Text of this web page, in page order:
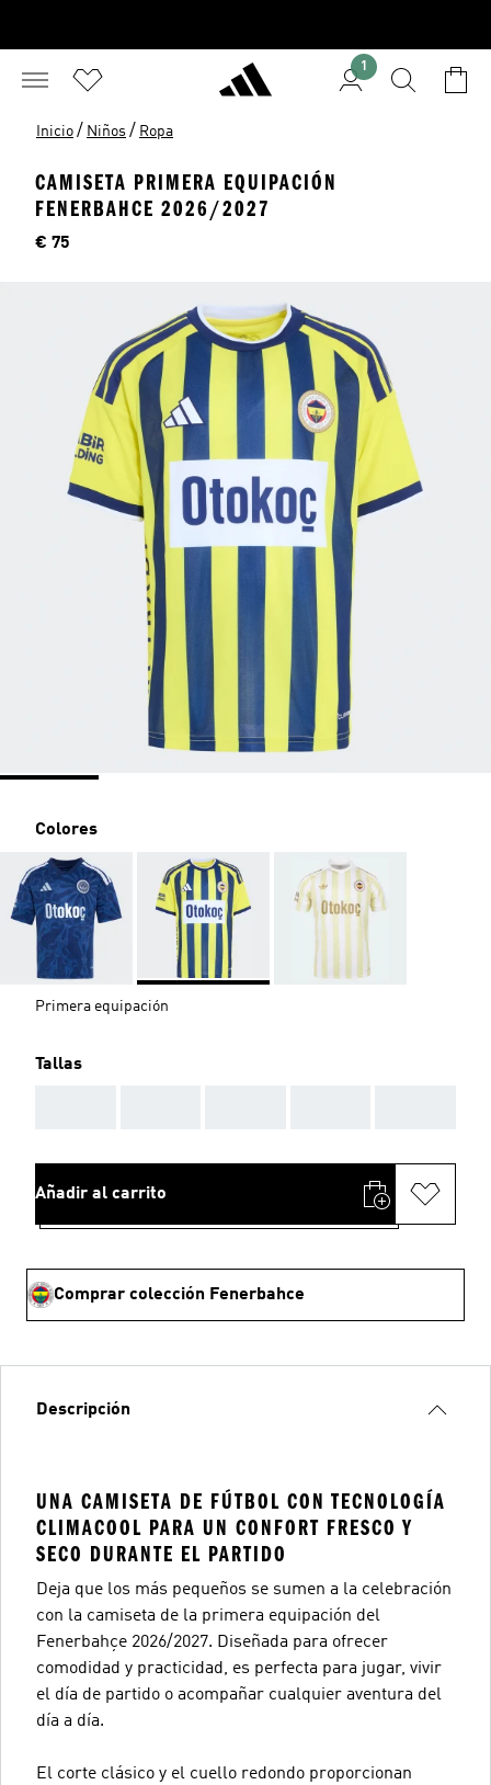
1
Inicio / Niños / Ropa
CAMISETA PRIMERA EQUIPACIÓN
FENERBAHCE 2026/2027
Precio
€ 75
Colores
Primera equipación
Tallas
Añadir al carrito
Comprar colección Fenerbahce
Descripción
UNA CAMISETA DE FÚTBOL CON TECNOLOGÍA
CLIMACOOL PARA UN CONFORT FRESCO Y
SECO DURANTE EL PARTIDO
Deja que los más pequeños se sumen a la celebración
con la camiseta de la primera equipación del
Fenerbahçe 2026/2027. Diseñada para ofrecer
comodidad y practicidad, es perfecta para jugar, vivir
el día de partido o acompañar cualquier aventura del
día a día.
El corte clásico y el cuello redondo proporcionan